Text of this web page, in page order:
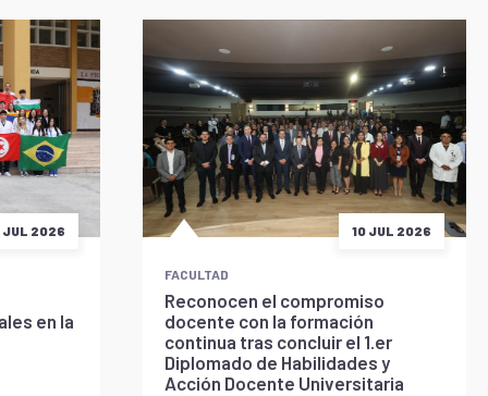
JUL 2026
en la
10 JUL 2026
FACULTAD
Reconocen el compromiso
docente con la formación
continua tras concluir el 1.er
Diplomado de Habilidades y
Acción Docente Universitaria